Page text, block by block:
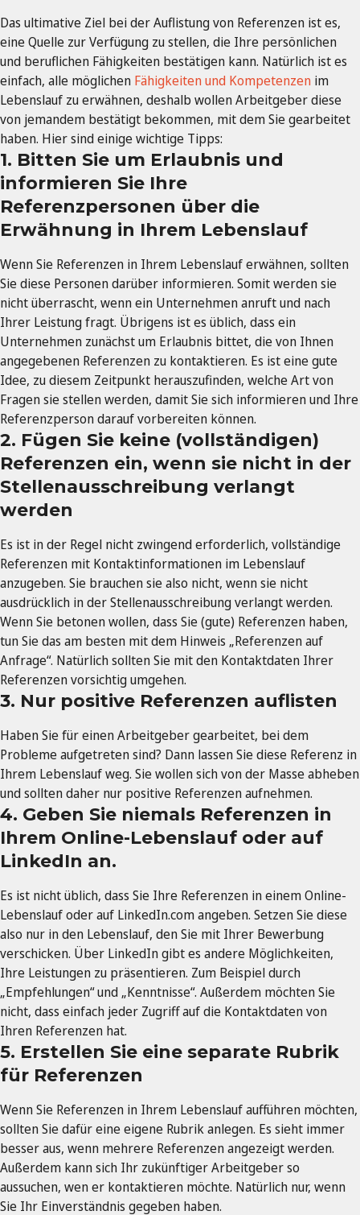
Das ultimative Ziel bei der Auflistung von Referenzen ist es,
eine Quelle zur Verfügung zu stellen, die Ihre persönlichen
und beruflichen Fähigkeiten bestätigen kann. Natürlich ist es
einfach, alle möglichen Fähigkeiten und Kompetenzen im
Lebenslauf zu erwähnen, deshalb wollen Arbeitgeber diese
von jemandem bestätigt bekommen, mit dem Sie gearbeitet
haben. Hier sind einige wichtige Tipps:
1. Bitten Sie um Erlaubnis und
informieren Sie Ihre
Referenzpersonen über die
Erwähnung in Ihrem Lebenslauf
Wenn Sie Referenzen in Ihrem Lebenslauf erwähnen, sollten
Sie diese Personen darüber informieren. Somit werden sie
nicht überrascht, wenn ein Unternehmen anruft und nach
Ihrer Leistung fragt. Übrigens ist es üblich, dass ein
Unternehmen zunächst um Erlaubnis bittet, die von Ihnen
angegebenen Referenzen zu kontaktieren. Es ist eine gute
Idee, zu diesem Zeitpunkt herauszufinden, welche Art von
Fragen sie stellen werden, damit Sie sich informieren und Ihre
Referenzperson darauf vorbereiten können.
2. Fügen Sie keine (vollständigen)
Referenzen ein, wenn sie nicht in der
Stellenausschreibung verlangt
werden
Es ist in der Regel nicht zwingend erforderlich, vollständige
Referenzen mit Kontaktinformationen im Lebenslauf
anzugeben. Sie brauchen sie also nicht, wenn sie nicht
ausdrücklich in der Stellenausschreibung verlangt werden.
Wenn Sie betonen wollen, dass Sie (gute) Referenzen haben,
tun Sie das am besten mit dem Hinweis „Referenzen auf
Anfrage“. Natürlich sollten Sie mit den Kontaktdaten Ihrer
Referenzen vorsichtig umgehen.
3. Nur positive Referenzen auflisten
Haben Sie für einen Arbeitgeber gearbeitet, bei dem
Probleme aufgetreten sind? Dann lassen Sie diese Referenz in
Ihrem Lebenslauf weg. Sie wollen sich von der Masse abheben
und sollten daher nur positive Referenzen aufnehmen.
4. Geben Sie niemals Referenzen in
Ihrem Online-Lebenslauf oder auf
LinkedIn an.
Es ist nicht üblich, dass Sie Ihre Referenzen in einem Online-
Lebenslauf oder auf LinkedIn.com angeben. Setzen Sie diese
also nur in den Lebenslauf, den Sie mit Ihrer Bewerbung
verschicken. Über LinkedIn gibt es andere Möglichkeiten,
Ihre Leistungen zu präsentieren. Zum Beispiel durch
„Empfehlungen“ und „Kenntnisse“. Außerdem möchten Sie
nicht, dass einfach jeder Zugriff auf die Kontaktdaten von
Ihren Referenzen hat.
5. Erstellen Sie eine separate Rubrik
für Referenzen
Wenn Sie Referenzen in Ihrem Lebenslauf aufführen möchten,
sollten Sie dafür eine eigene Rubrik anlegen. Es sieht immer
besser aus, wenn mehrere Referenzen angezeigt werden.
Außerdem kann sich Ihr zukünftiger Arbeitgeber so
aussuchen, wen er kontaktieren möchte. Natürlich nur, wenn
Sie Ihr Einverständnis gegeben haben.